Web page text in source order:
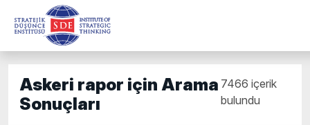
Askeri rapor için Arama
Sonuçları
7466 içerik
bulundu